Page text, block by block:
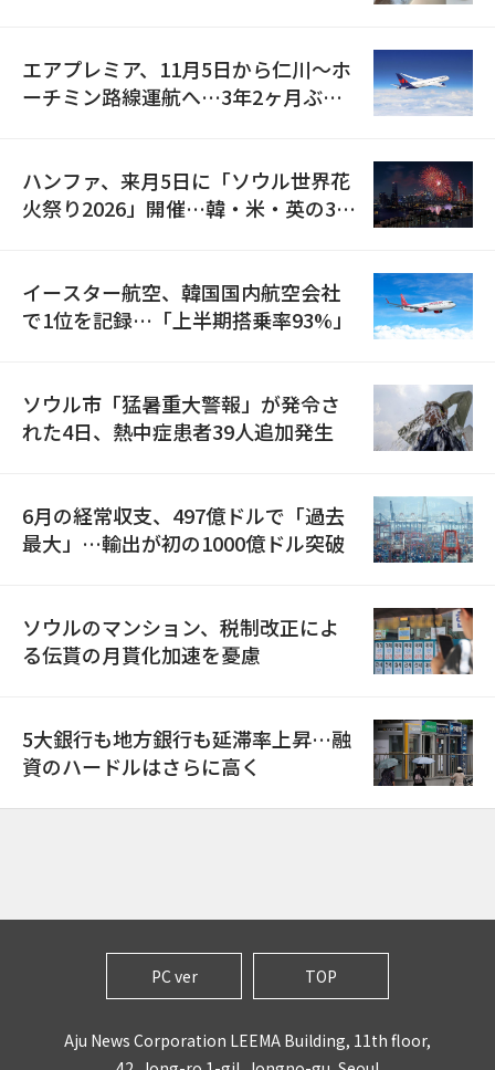
エアプレミア、11月5日から仁川〜ホ
ーチミン路線運航へ…3年2ヶ月ぶり
ハンファ、来月5日に「ソウル世界花
火祭り2026」開催…韓・米・英の3カ
イースター航空、韓国国内航空会社
で1位を記録…「上半期搭乗率93%」
ソウル市「猛暑重大警報」が発令さ
れた4日、熱中症患者39人追加発生
6月の経常収支、497億ドルで「過去
最大」…輸出が初の1000億ドル突破
ソウルのマンション、税制改正によ
る伝貰の月貰化加速を憂慮
5大銀行も地方銀行も延滞率上昇…融
資のハードルはさらに高く
PC ver TOP
Aju News Corporation LEEMA Building, 11th floor,